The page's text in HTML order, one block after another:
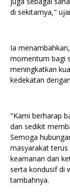
di sekitarnya,"
Ia
momentum bagi
meningkatkan
kedekatan
"Kami berharap
dan sedikit
Semoga
masyarakat
keamanan dan
serta kondusif di
tambahnya.